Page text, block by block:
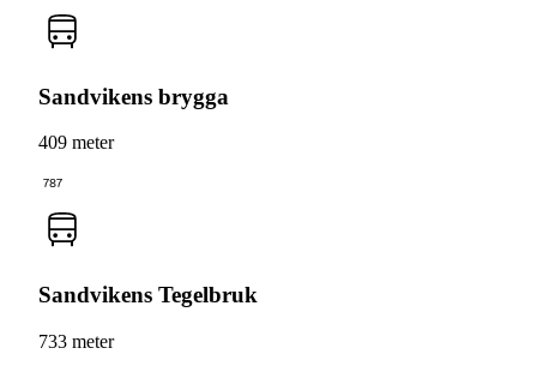
Sandvikens brygga
409 meter
787
Sandvikens Tegelbruk
733 meter